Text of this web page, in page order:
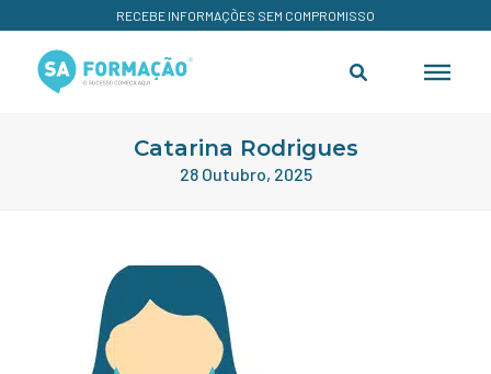
RECEBE INFORMAÇÕES SEM COMPROMISSO
Catarina Rodrigues
28 Outubro, 2025